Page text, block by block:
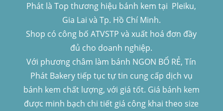
Phát là Top thương hiệu bánh kem tại Pleiku,
Gia Lai và Tp. Hồ Chí Minh.
Shop có công bố ATVSTP và xuất hoá đơn đầy
đủ cho doanh nghiệp.
Với phương châm làm bánh NGON BỔ RẺ, Tín
Phát Bakery tiếp tục tự tin cung cấp dịch vụ
bánh kem chất lượng, với giá tốt. Giá bánh kem
được minh bạch chi tiết giá công khai theo size